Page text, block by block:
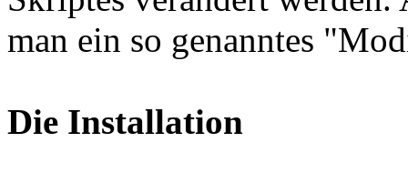
man ein so genanntes
Die Installation